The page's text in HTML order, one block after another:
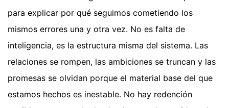
para explicar por qué seguimos cometiendo los
mismos errores una y otra vez. No es falta de
inteligencia, es la estructura misma del sistema. Las
relaciones se rompen, las ambiciones se truncan y las
promesas se olvidan porque el material base del que
estamos hechos es inestable. No hay redención